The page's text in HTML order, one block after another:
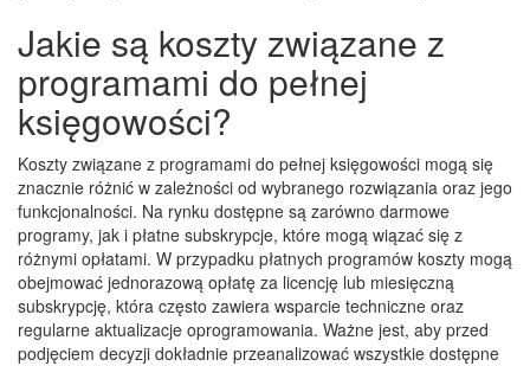
Jakie są koszty związane z
programami do pełnej
księgowości?
Koszty związane z programami do pełnej księgowości mogą się
znacznie różnić w zależności od wybranego rozwiązania oraz jego
funkcjonalności. Na rynku dostępne są zarówno darmowe
programy, jak i płatne subskrypcje, które mogą wiązać się z
różnymi opłatami. W przypadku płatnych programów koszty mogą
obejmować jednorazową opłatę za licencję lub miesięczną
subskrypcję, która często zawiera wsparcie techniczne oraz
regularne aktualizacje oprogramowania. Ważne jest, aby przed
podjęciem decyzji dokładnie przeanalizować wszystkie dostępne